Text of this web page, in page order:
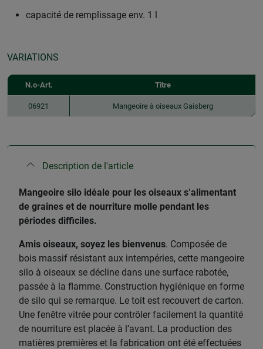
capacité de remplissage env. 1 l
VARIATIONS
N.o-Art. Titre
06921 Mangeoire à oiseaux Gaisberg
Description de l'article
Mangeoire silo idéale pour les oiseaux s’alimentant
de graines et de nourriture molle pendant les
périodes difficiles.
Amis oiseaux, soyez les bienvenus. Composée de
bois massif résistant aux intempéries, cette mangeoire
silo à oiseaux se décline dans une surface rabotée,
passée à la flamme. Construction hygiénique en forme
de silo qui se remarque. Le toit est recouvert de carton.
Une fenêtre vitrée pour contrôler facilement la quantité
de nourriture est placée à l’avant. La production des
matières premières et la fabrication ont été effectuées